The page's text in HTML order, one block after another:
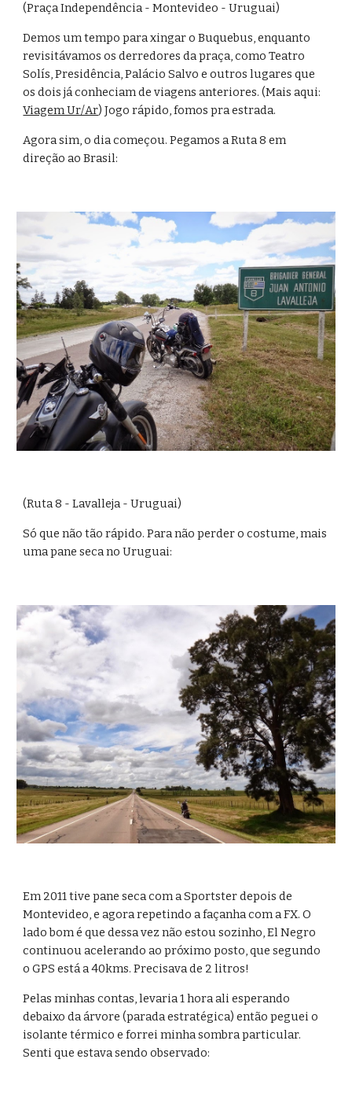
(Praça Independência - Montevideo - Uruguai)
Demos um tempo para xingar o Buquebus, enquanto
revisitávamos os derredores da praça, como Teatro
Solís, Presidência, Palácio Salvo e outros lugares que
Viagem Ur/Ar) Jogo rápido, fomos pra estrada.
Agora sim, o dia começou. Pegamos a Ruta 8 em
direção ao Brasil:
(Ruta 8 - Lavalleja - Uruguai)
Só que não tão rápido. Para não perder o costume, mais
uma pane seca no Uruguai:
Em 2011 tive pane seca com a Sportster depois de
Montevideo, e agora repetindo a façanha com a FX. O
lado bom é que dessa vez não estou sozinho, El Negro
continuou acelerando ao próximo posto, que segundo
o GPS está a 40kms. Precisava de 2 litros!
Pelas minhas contas, levaria 1 hora ali esperando
debaixo da árvore (parada estratégica) então peguei o
isolante térmico e forrei minha sombra particular.
Senti que estava sendo observado: